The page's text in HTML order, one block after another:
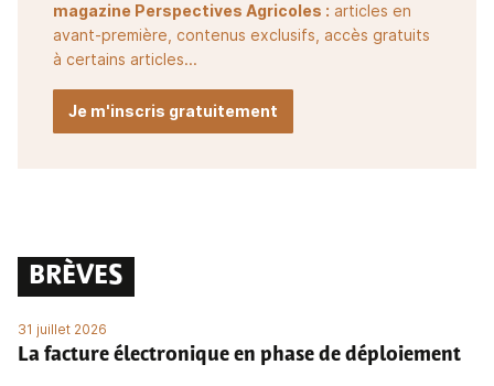
magazine Perspectives Agricoles : articles en
avant-première, contenus exclusifs, accès gratuits
à certains articles...
Je m'inscris gratuitement
BRÈVES
31 juillet 2026
La facture électronique en phase de déploiement